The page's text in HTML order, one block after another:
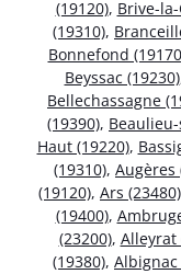
(19120), Brive-
(19310),
Bonnefond
Beyssac (19230)
Bellechassagne
(19390),
Haut (19220),
(19310), Augères
(19120), Ars (23480)
(19400),
(23200), Alleyrat
(19380), Albignac